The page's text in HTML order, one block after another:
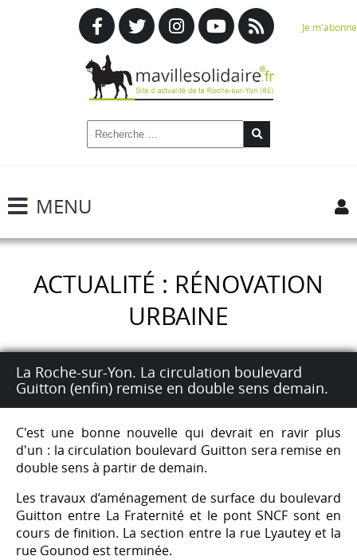
Je m'abonne
MENU
ACTUALITÉ : RÉNOVATION
URBAINE
La Roche-sur-Yon. La circulation boulevard
Guitton (enfin) remise en double sens demain.
C'est une bonne nouvelle qui devrait en ravir plus
d'un : la circulation boulevard Guitton sera remise en
double sens à partir de demain.
Les travaux d’aménagement de surface du boulevard
Guitton entre La Fraternité et le pont SNCF sont en
cours de finition. La section entre la rue Lyautey et la
rue Gounod est terminée.